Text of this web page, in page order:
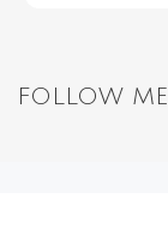
FOLLOW ME